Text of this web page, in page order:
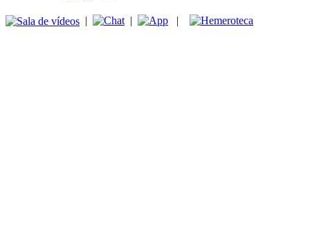
| | |